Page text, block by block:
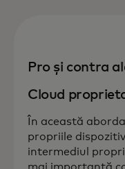
Pro și contra
Cloud
În această
propriile
intermediul